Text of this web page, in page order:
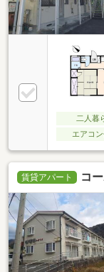
二人暮
エアコン
賃貸アパート コ